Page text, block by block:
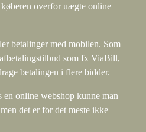
overfor uægte online
betalinger med mobilen. Som
som fx ViaBill,
betalingen i flere bidder.
online webshop kunne man
det er for det meste ikke